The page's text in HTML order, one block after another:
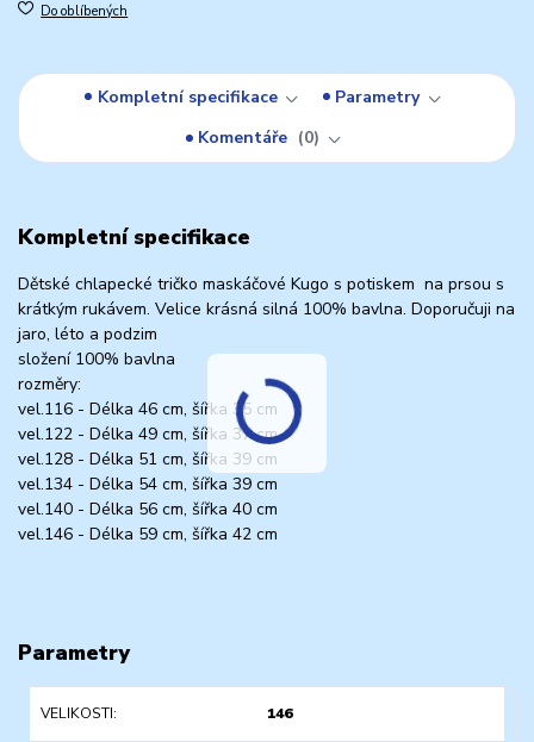
Do oblíbených
Kompletní specifikace
Parametry
Komentáře
0
Kompletní specifikace
Dětské chlapecké tričko maskáčové Kugo s potiskem na prsou s
krátkým rukávem. Velice krásná silná 100% bavlna. Doporučuji na
jaro, léto a podzim
složení 100% bavlna
rozměry:
vel.116 - Délka 46 cm, šířka 35 cm
vel.122 - Délka 49 cm, šířka 37 cm
vel.128 - Délka 51 cm, šířka 39 cm
vel.134 - Délka 54 cm, šířka 39 cm
vel.140 - Délka 56 cm, šířka 40 cm
vel.146 - Délka 59 cm, šířka 42 cm
Parametry
VELIKOSTI 146